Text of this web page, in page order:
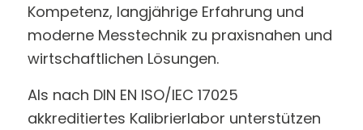
Kompetenz, langjährige Erfahrung und
moderne Messtechnik zu praxisnahen und
wirtschaftlichen Lösungen.
Als nach DIN EN ISO/IEC 17025
akkreditiertes Kalibrierlabor unterstützen